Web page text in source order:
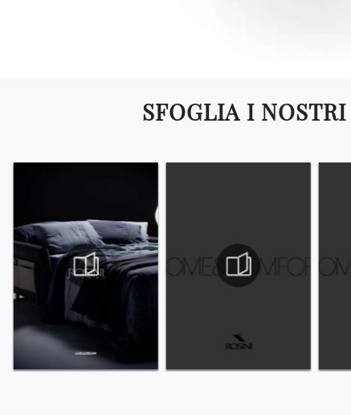
SFOGLIA I